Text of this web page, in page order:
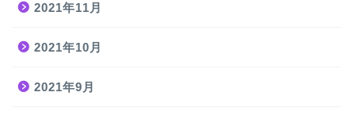
2021年11月
2021年10月
2021年9月